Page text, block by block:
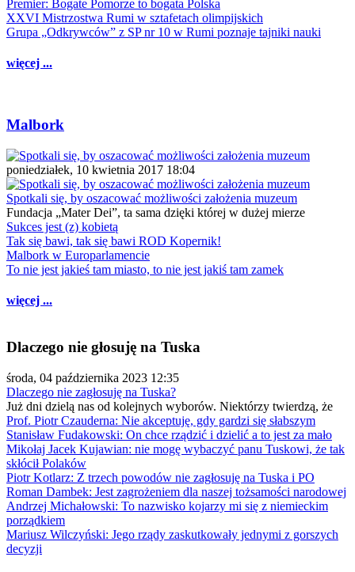
Premier: Bogate Pomorze to bogata Polska
XXVI Mistrzostwa Rumi w sztafetach olimpijskich
Grupa „Odkrywców” z SP nr 10 w Rumi poznaje tajniki nauki
więcej ...
Malbork
poniedziałek, 10 kwietnia 2017 18:04
Spotkali się, by oszacować możliwości założenia muzeum
Fundacja „Mater Dei”, ta sama dzięki której w dużej mierze
Sukces jest (z) kobietą
Tak się bawi, tak się bawi ROD Kopernik!
Malbork w Europarlamencie
To nie jest jakieś tam miasto, to nie jest jakiś tam zamek
więcej ...
Dlaczego nie głosuję na Tuska
środa, 04 października 2023 12:35
Dlaczego nie zagłosuję na Tuska?
Już dni dzielą nas od kolejnych wyborów. Niektórzy twierdzą, że
Prof. Piotr Czauderna: Nie akceptuję, gdy gardzi się słabszym
Stanisław Fudakowski: On chce rządzić i dzielić a to jest za mało
Mikołaj Jacek Kujawian: nie mogę wybaczyć panu Tuskowi, że tak
skłócił Polaków
Piotr Kotlarz: Z trzech powodów nie zagłosuję na Tuska i PO
Roman Dambek: Jest zagrożeniem dla naszej tożsamości narodowej
Andrzej Michałowski: To nazwisko kojarzy mi się z niemieckim
porządkiem
Mariusz Wilczyński: Jego rządy zaskutkowały jednymi z gorszych
decyzji